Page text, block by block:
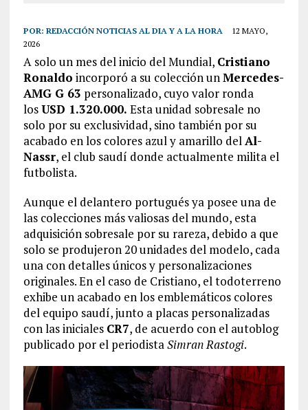
POR: REDACCIÓN NOTICIAS AL DIA Y A LA HORA
12 MAYO,
2026
A solo un mes del inicio del Mundial, Cristiano
Ronaldo incorporó a su colección unMercedes-
AMG G 63 personalizado, cuyo valor ronda
losUSD 1.320.000. Esta unidad sobresale no
solo por su exclusividad, sino también por su
acabado en los colores azul y amarillo delAl-
Nassr, el club saudí donde actualmente milita el
futbolista.
Aunque el delantero portugués ya posee una de
las colecciones más valiosas del mundo, esta
adquisición sobresale por su rareza, debido a que
solo se produjeron 20 unidades del modelo, cada
una con detalles únicos y personalizaciones
originales. En el caso de Cristiano, el todoterreno
exhibe un acabado en los emblemáticos colores
del equipo saudí, junto a placas personalizadas
con las iniciales CR7, de acuerdo con el autoblog
publicado por el periodistaSimran Rastogi.